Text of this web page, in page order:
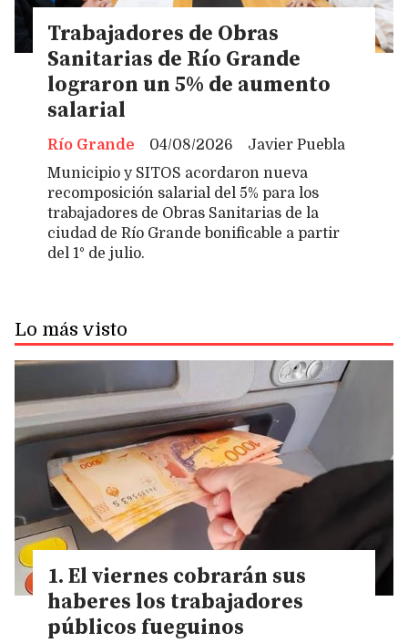
Trabajadores de Obras
Sanitarias de Río Grande
lograron un 5% de aumento
salarial
Javier Puebla
Río Grande
04/08/2026
Municipio y SITOS acordaron nueva
recomposición salarial del 5% para los
trabajadores de Obras Sanitarias de la
ciudad de Río Grande bonificable a partir
del 1° de julio.
Lo más visto
El viernes cobrarán sus
haberes los trabajadores
públicos fueguinos